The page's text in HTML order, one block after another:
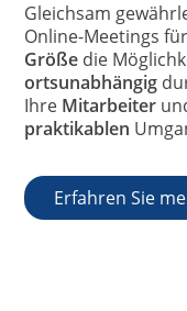
Gleichsam
Online-Meetings für
Größe die
ortsunabhängig
Ihre Mitarbeiter
praktikablen
Erfahren Sie